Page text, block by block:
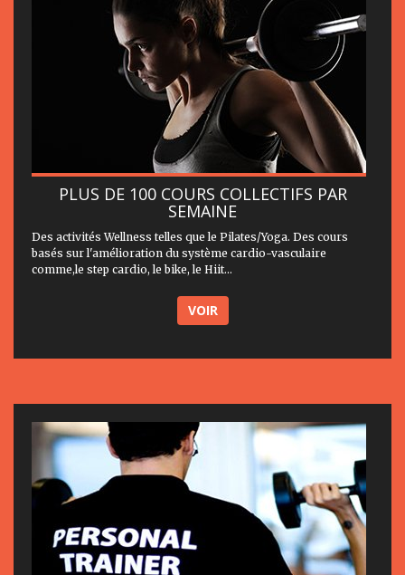
PLUS DE 100 COURS COLLECTIFS PAR
SEMAINE
Des activités Wellness telles que le Pilates/Yoga. Des cours
basés sur l'amélioration du système cardio-vasculaire
comme,le step cardio, le bike, le Hiit...
VOIR